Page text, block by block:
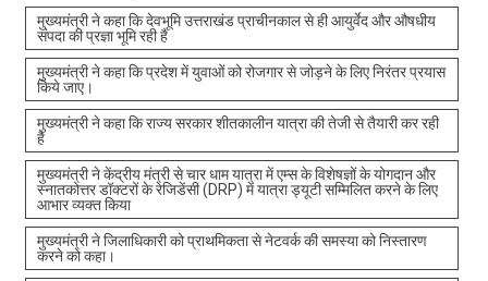
मुख्यमंत्री ने कहा कि देवभूमि उत्तराखंड प्राचीनकाल से ही आयुर्वेद और औषधीय
संपदा की प्रज्ञा भूमि रही है
मुख्यमंत्री ने कहा कि प्रदेश में युवाओं को रोजगार से जोड़ने के लिए निरंतर प्रयास
किये जाए।
मुख्यमंत्री ने कहा कि राज्य सरकार शीतकालीन यात्रा की तेजी से तैयारी कर रही
है
मुख्यमंत्री ने केंद्रीय मंत्री से चार धाम यात्रा में एम्स के विशेषज्ञों के योगदान और
स्नातकोत्तर डॉक्टरों के रेजिडेंसी (DRP) में यात्रा ड्यूटी सम्मिलित करने के लिए
आभार व्यक्त किया
मुख्यमंत्री ने जिलाधिकारी को प्राथमिकता से नेटवर्क की समस्या को निस्तारण
करने को कहा।